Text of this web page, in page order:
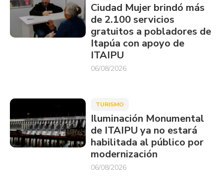
Ciudad Mujer brindó más
de 2.100 servicios
gratuitos a pobladores de
Itapúa con apoyo de
ITAIPU
06/08/2026
TURISMO
Iluminación Monumental
de ITAIPU ya no estará
habilitada al público por
modernización
06/08/2026